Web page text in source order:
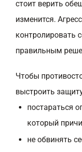
стоит верить
изменится.
контролировать
правильным
Чтобы
выстроить
постараться
который
не обвинять